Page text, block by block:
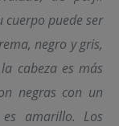
cuerpo puede ser
negro y gris,
cabeza es más
negras con un
amarillo. Los